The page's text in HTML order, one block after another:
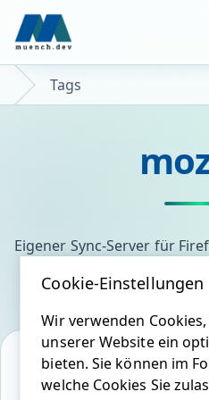
Tags
Eigener Sync-Server für
Cookie-Einstellungen
Wir verwenden
unserer Website ein
bieten. Sie können im
welche Cookies Sie